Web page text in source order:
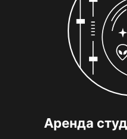
Аренда